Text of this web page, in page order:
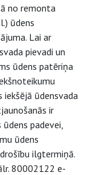
no remonta
ūdens
Lai ar
pievadi un
ūdens patēriņa
ūdensvada
ir
padevei,
ūdens
ilgtermiņā.
80002122 e-